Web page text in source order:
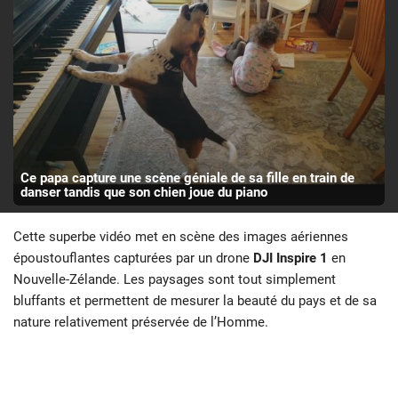
Ce papa capture une scène géniale de sa fille en train de
danser tandis que son chien joue du piano
Cette superbe vidéo met en scène des images aériennes
époustouflantes capturées par un drone DJI Inspire 1 en
Nouvelle-Zélande. Les paysages sont tout simplement
bluffants et permettent de mesurer la beauté du pays et de sa
nature relativement préservée de l’Homme.